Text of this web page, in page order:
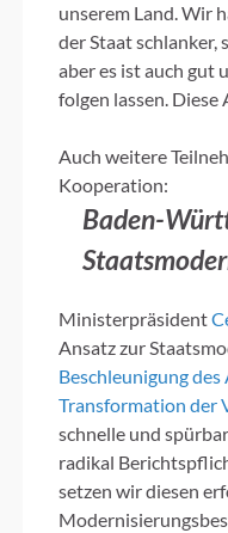
unserem Land. Wir
der Staat
aber es ist auch gut
folgen lassen.
Auch weitere
Kooperation:
Baden-
Ministerpräsident
Ansatz zur
Beschleunigung
Transformation der
schnelle und
radikal
setzen wir diesen